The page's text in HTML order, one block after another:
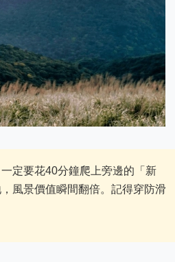
定要花40分鐘爬上旁邊的「新
風景價值瞬間翻倍。記得穿防滑